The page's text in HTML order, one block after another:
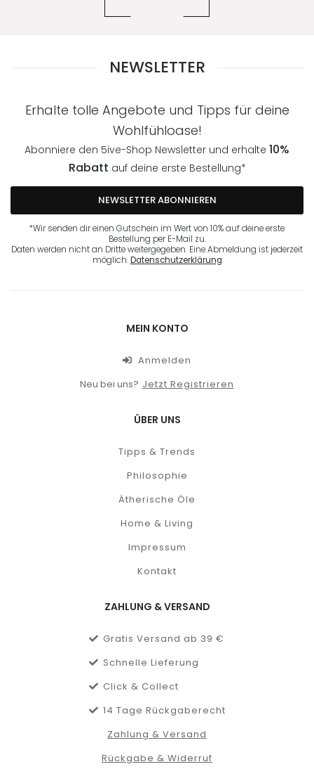
NEWSLETTER
Erhalte tolle Angebote und Tipps für deine
Wohlfühloase!
Abonniere den 5ive-Shop Newsletter und erhalte 10%
Rabatt auf deine erste Bestellung*
NEWSLETTER ABONNIEREN
*Wir senden dir einen Gutschein im Wert von 10% auf deine erste
Bestellung per E-Mail zu.
Daten werden nicht an Dritte weitergegeben. Eine Abmeldung ist jederzeit
möglich.Datenschutzerklärung
MEIN KONTO
Anmelden
Neu bei uns? Jetzt Registrieren
ÜBER UNS
Tipps & Trends
Philosophie
Ätherische Öle
Home & Living
Impressum
Kontakt
ZAHLUNG & VERSAND
Gratis Versand ab 39 €
Schnelle Lieferung
Click & Collect
14 Tage Rückgaberecht
Zahlung & Versand
Rückgabe & Widerruf